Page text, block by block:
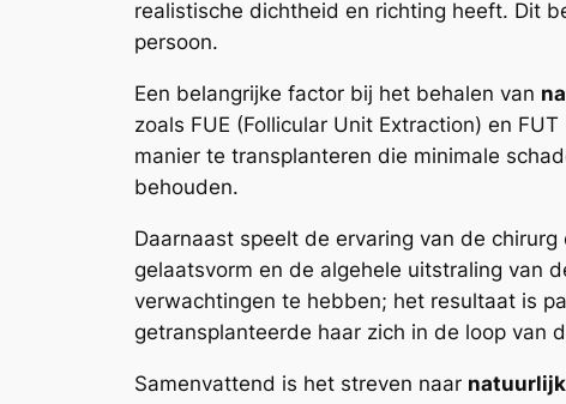
realistische dichtheid en richting heeft. Dit
persoon.
Een belangrijke factor bij het behalen van
zoals FUE (Follicular Unit Extraction) en
manier te transplanteren die minimale
behouden.
Daarnaast speelt de ervaring van de
gelaatsvorm en de algehele uitstraling van
verwachtingen te hebben; het resultaat is
getransplanteerde haar zich in de loop van
Samenvattend is het streven naar